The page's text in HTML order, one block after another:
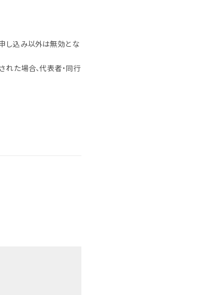
し込み以外は無効とな
た場合、代表者・同行